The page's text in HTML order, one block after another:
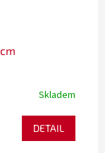
Skladem
DETAIL